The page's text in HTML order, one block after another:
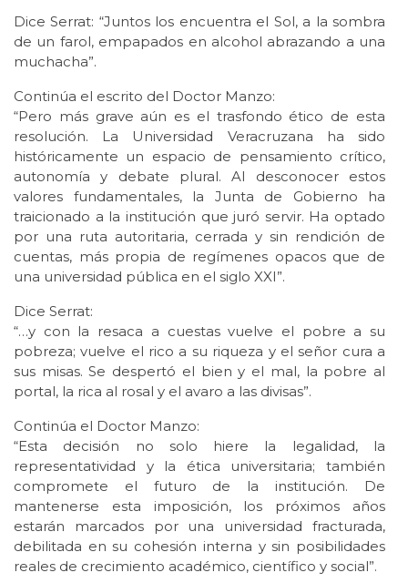
Dice Serrat: “Juntos los encuentra el Sol, a la sombra
de un farol, empapados en alcohol abrazando a una
muchacha”.
Continúa el escrito del Doctor Manzo:
“Pero más grave aún es el trasfondo ético de esta
resolución. La Universidad Veracruzana ha sido
históricamente un espacio de pensamiento crítico,
autonomía y debate plural. Al desconocer estos
valores fundamentales, la Junta de Gobierno ha
traicionado a la institución que juró servir. Ha optado
por una ruta autoritaria, cerrada y sin rendición de
cuentas, más propia de regímenes opacos que de
una universidad pública en el siglo XXI”.
Dice Serrat:
“…y con la resaca a cuestas vuelve el pobre a su
pobreza; vuelve el rico a su riqueza y el señor cura a
sus misas. Se despertó el bien y el mal, la pobre al
portal, la rica al rosal y el avaro a las divisas”.
Continúa el Doctor Manzo:
“Esta decisión no solo hiere la legalidad, la
representatividad y la ética universitaria; también
compromete el futuro de la institución. De
mantenerse esta imposición, los próximos años
estarán marcados por una universidad fracturada,
debilitada en su cohesión interna y sin posibilidades
reales de crecimiento académico, científico y social”.